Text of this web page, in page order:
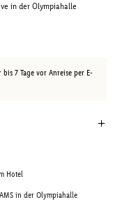
in der Olympiahalle
7 Tage vor Anreise per E-
Hotel
in der Olympiahalle